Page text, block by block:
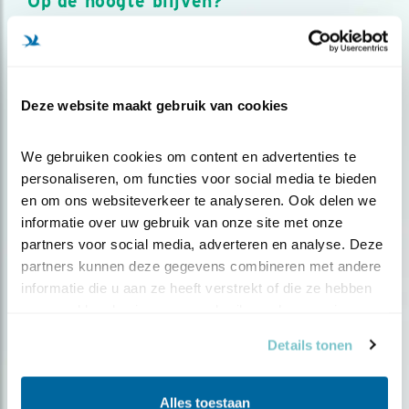
Deze website maakt gebruik van cookies
We gebruiken cookies om content en advertenties te
personaliseren, om functies voor social media te bieden
en om ons websiteverkeer te analyseren. Ook delen we
informatie over uw gebruik van onze site met onze
partners voor social media, adverteren en analyse. Deze
partners kunnen deze gegevens combineren met andere
informatie die u aan ze heeft verstrekt of die ze hebben
Details tonen
Alles toestaan
Meld je aan en ontvang nieuws, inspiratie, acties en tips
over vogels en activiteiten van Vogelbescherming.